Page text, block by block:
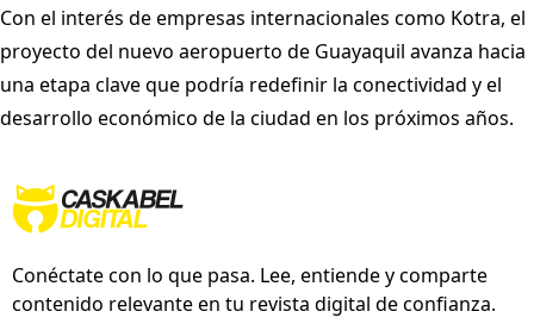
Con el interés de empresas internacionales como Kotra, el
proyecto del nuevo aeropuerto de Guayaquil avanza hacia
una etapa clave que podría redefinir la conectividad y el
desarrollo económico de la ciudad en los próximos años.
Conéctate con lo que pasa. Lee, entiende y comparte
contenido relevante en tu revista digital de confianza.